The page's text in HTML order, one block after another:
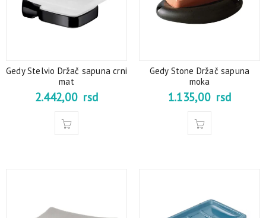
Gedy Stelvio Držač sapuna crni
mat
2.442,00 rsd
Gedy Stone Držač sapuna
moka
1.135,00 rsd